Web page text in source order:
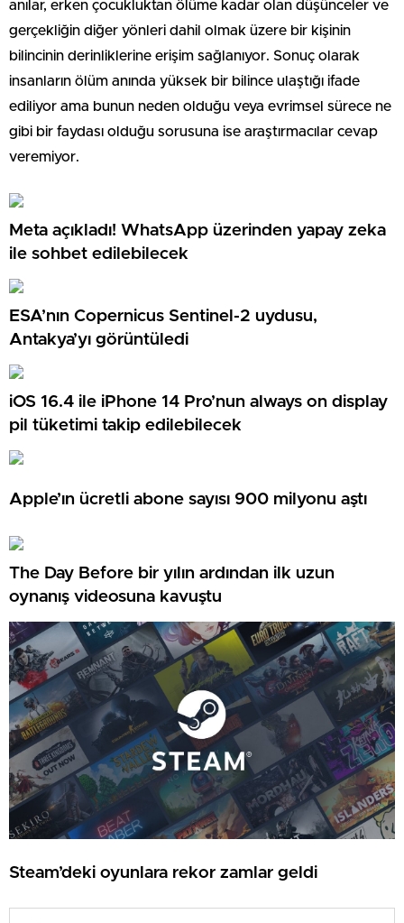
anılar, erken çocukluktan ölüme kadar olan düşünceler ve
gerçekliğin diğer yönleri dahil olmak üzere bir kişinin
bilincinin derinliklerine erişim sağlanıyor. Sonuç olarak
insanların ölüm anında yüksek bir bilince ulaştığı ifade
ediliyor ama bunun neden olduğu veya evrimsel sürece ne
gibi bir faydası olduğu sorusuna ise araştırmacılar cevap
veremiyor.
Meta açıkladı! WhatsApp üzerinden yapay zeka
ile sohbet edilebilecek
ESA’nın Copernicus Sentinel-2 uydusu,
Antakya’yı görüntüledi
iOS 16.4 ile iPhone 14 Pro’nun always on display
pil tüketimi takip edilebilecek
Apple’ın ücretli abone sayısı 900 milyonu aştı
The Day Before bir yılın ardından ilk uzun
oynanış videosuna kavuştu
Steam’deki oyunlara rekor zamlar geldi